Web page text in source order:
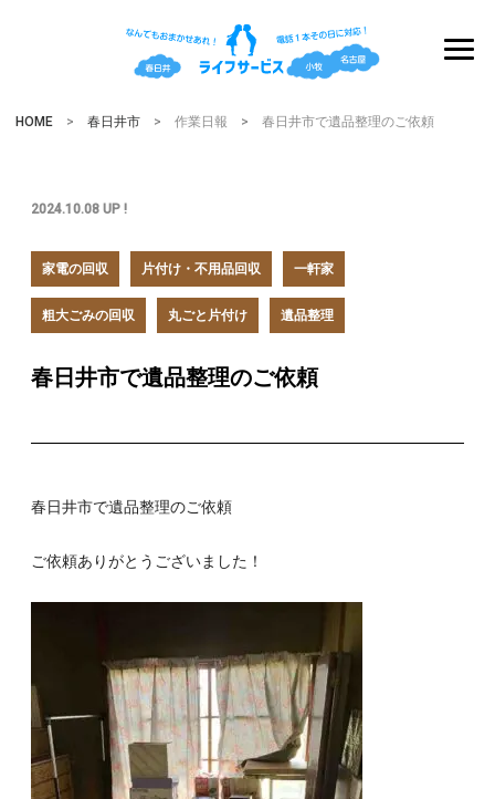
HOME > 春日井市 > 作業日報 > 春日井市で遺品整理のご依頼
2024.10.08 UP !
家電の回収 片付け・不用品回収 一軒家
粗大ごみの回収 丸ごと片付け 遺品整理
春日井市で遺品整理のご依頼
春日井市で遺品整理のご依頼
ご依頼ありがとうございました！